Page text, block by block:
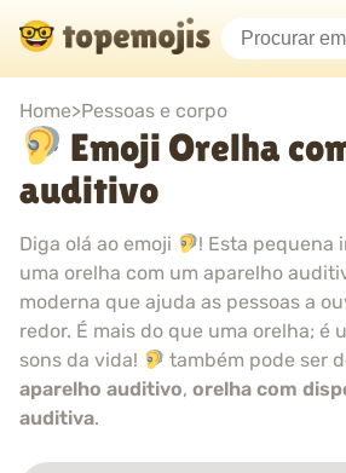
Home>Pessoas e corpo
Emoji Orelha
auditivo
Diga olá ao emoji
! Esta pequena
uma orelha com um aparelho
moderna que ajuda as pessoas a
redor. É mais do que uma orelha; é
sons da vida!
também pode ser
aparelho auditivo, orelha com
auditiva.